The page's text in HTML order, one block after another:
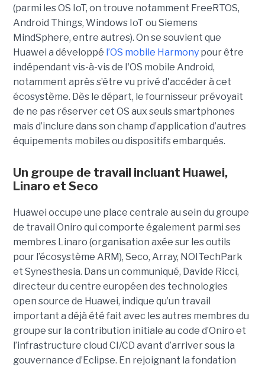
(parmi les OS IoT, on trouve notamment FreeRTOS,
Android Things, Windows IoT ou Siemens
MindSphere, entre autres). On se souvient que
Huawei a développé l’OS mobile Harmonypour être
indépendant vis-à-vis de l'OS mobile Android,
notamment après s’être vu privé d'accéder à cet
écosystème. Dès le départ, le fournisseur prévoyait
de ne pas réserver cet OS aux seuls smartphones
mais d’inclure dans son champ d’application d’autres
équipements mobiles ou dispositifs embarqués.
Un groupe de travail incluant Huawei,
Linaro et Seco
Huawei occupe une place centrale au sein du groupe
de travail Oniro qui comporte également parmi ses
membres Linaro (organisation axée sur les outils
pour l’écosystème ARM), Seco, Array, NOITechPark
et Synesthesia. Dans un communiqué, Davide Ricci,
directeur du centre européen des technologies
open source de Huawei, indique qu’un travail
important a déjà été fait avec les autres membres du
groupe sur la contribution initiale au code d’Oniro et
l’infrastructure cloud CI/CD avant d’arriver sous la
gouvernance d’Eclipse. En rejoignant la fondation